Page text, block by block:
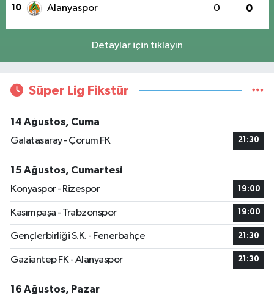
10 Alanyaspor 0 0
Detaylar için tıklayın
Süper Lig Fikstür
14 Ağustos, Cuma
Galatasaray - Çorum FK
21:30
15 Ağustos, Cumartesi
Konyaspor - Rizespor
19:00
Kasımpaşa - Trabzonspor 19:00
Gençlerbirliği S.K. - Fenerbahçe 21:30
Gaziantep FK - Alanyaspor 21:30
16 Ağustos, Pazar